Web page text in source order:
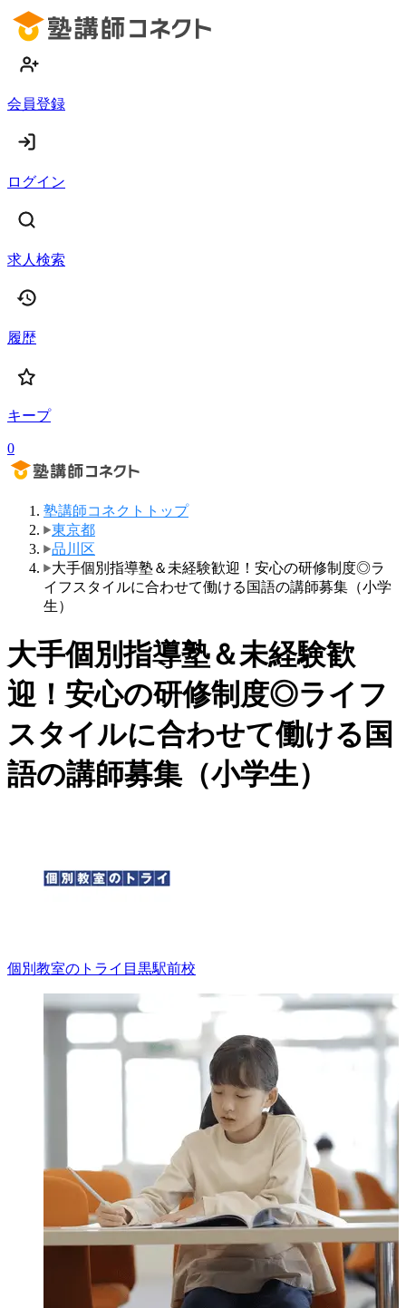
会員登録
ログイン
求人検索
履歴
キープ
0
塾講師コネクトトップ
東京都
品川区
大手個別指導塾＆未経験歓迎！安心の研修制度◎ラ
イフスタイルに合わせて働ける国語の講師募集（小学
生）
大手個別指導塾＆未経験歓
迎！安心の研修制度◎ライフ
スタイルに合わせて働ける国
語の講師募集（小学生）
個別教室のトライ 目黒駅前校